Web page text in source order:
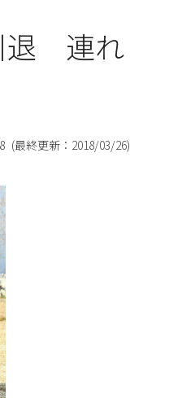
退 連れ
(最終更新： 2018/03/26)